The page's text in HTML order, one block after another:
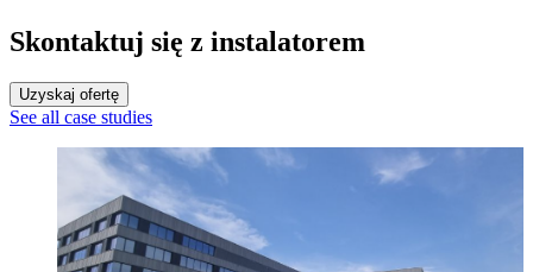
Skontaktuj się z instalatorem
Uzyskaj ofertę
See all case studies